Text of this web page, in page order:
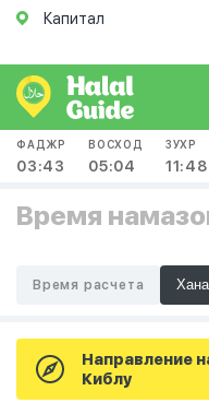
Капитал
ФАДЖР
03:43
ВОСХОД
05:04
ЗУХР
11:48
Время
Время расчета
Направление
Киблу